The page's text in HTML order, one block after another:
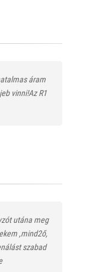
áram
vinni!Az R1
utána meg
,mind2ő,
szabad